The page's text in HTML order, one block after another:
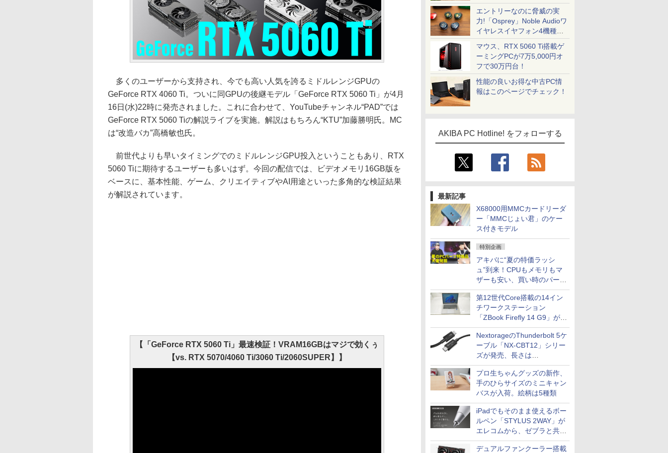
エントリーなのに脅威の実
力!「Osprey」Noble Audioワ
イヤレスイヤフォン4機種を
一気に聴く
マウス、RTX 5060 Ti搭載ゲ
ーミングPCが7万5,000円オ
フで30万円台！
性能の良いお得な中古PC情
報はこのページでチェック！
AKIBA PC Hotline! をフォローする
最新記事
X68000用MMCカードリーダ
ー「MMCじょい君」のケー
ス付きモデル
特別企画
アキバに“夏の特価ラッシ
ュ”到来！CPUもメモリもマ
ザーも安い、買い時のパーツ
は？【8月7日(金)22時配信】
第12世代Core搭載の14イン
チワークステーション
「ZBook Firefly 14 G9」が
79,800円！秋葉原で中古PC
セール
NextorageのThunderbolt 5ケ
ーブル「NX-CBT12」シリー
ズが発売、長さは
30cm/50cm/1mの3種類
プロ生ちゃんグッズの新作、
手のひらサイズのミニキャン
バスが入荷。絵柄は5種類
iPadでもそのまま使えるボー
ルペン「STYLUS 2WAY」が
エレコムから、ゼブラと共同
開発
デュアルファンクーラー搭載
多くのユーザーから支持され、今でも高い人気を誇るミドルレンジGPUの
GeForce RTX 4060 Ti。ついに同GPUの後継モデル「GeForce RTX 5060 Ti」が4月
16日(水)22時に発売されました。これに合わせて、YouTubeチャンネル“PAD”では
GeForce RTX 5060 Tiの解説ライブを実施。解説はもちろん“KTU”加藤勝明氏。MC
は“改造バカ”高橋敏也氏。
前世代よりも早いタイミングでのミドルレンジGPU投入ということもあり、RTX
5060 Tiに期待するユーザーも多いはず。今回の配信では、ビデオメモリ16GB版を
ベースに、基本性能、ゲーム、クリエイティブやAI用途といった多角的な検証結果
が解説されています。
【「GeForce RTX 5060 Ti」最速検証！VRAM16GBはマジで効くぅ
【vs. RTX 5070/4060 Ti/3060 Ti/2060SUPER】】